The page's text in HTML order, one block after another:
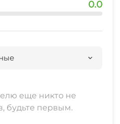
0.0
еще никто не
будьте первым.